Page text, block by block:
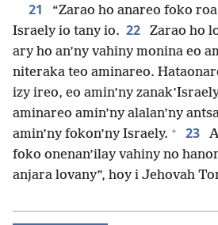
21
“Zarao ho anareo foko
Israely io tany io. 22 Zarao ho
ary ho an’ny vahiny monina eo
niteraka teo aminareo.
izy ireo, eo amin’ny
aminareo amin’ny alalan’ny
amin’ny fokon’ny Israely. + 23
foko onenan’ilay vahiny no
anjara lovany”, hoy i Jehovah